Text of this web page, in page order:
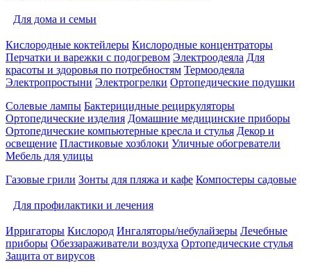
Для дома и семьи
Кислородные коктейлеры Кислородные концентраторы
Перчатки и варежки с подогревом Электроодеяла Для
красоты и здоровья по потребностям Термоодеяла
Электропростыни Электрогрелки Ортопедические подушки
Солевые лампы Бактерицидные рециркуляторы
Ортопедические изделия Домашние медицинские приборы
Ортопедические компьютерные кресла и стулья Декор и
освещение Пластиковые хозблоки Уличные обогреватели
Мебель для улицы
Газовые грили Зонты для пляжа и кафе Компостеры садовые
Для профилактики и лечения
Ирригаторы Кислород Ингаляторы/небулайзеры Лечебные
приборы Обеззараживатели воздуха Ортопедические стулья
Защита от вирусов